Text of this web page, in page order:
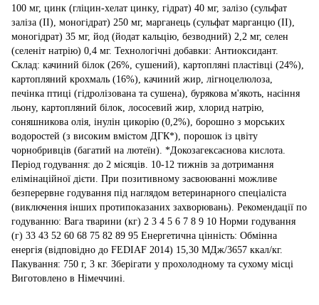
100 мг, цинк (гліцин-хелат цинку, гідрат) 40 мг, залізо (сульфат
заліза (II), моногідрат) 250 мг, марганець (сульфат марганцю (II),
моногідрат) 35 мг, йод (йодат кальцію, безводний) 2,2 мг, селен
(селеніт натрію) 0,4 мг. Технологічні добавки: Антиоксидант.
Склад: качиний білок (26%, сушений), картопляні пластівці (24%),
картопляний крохмаль (16%), качиний жир, лігноцелюлоза,
печінка птиці (гідролізована та сушена), бурякова м'якоть, насіння
льону, картопляний білок, лососевий жир, хлорид натрію,
соняшникова олія, інулін цикорію (0,2%), борошно з морських
водоростей (з високим вмістом ДГК*), порошок із цвіту
чорнобривців (багатий на лютеїн). *Докозагексаєнова кислота.
Період годування: до 2 місяців. 10-12 тижнів за дотримання
елімінаційної дієти. При позитивному засвоюванні можливе
безперервне годування під наглядом ветеринарного спеціаліста
(виключення інших протипоказаних захворювань). Рекомендації по
годуванню: Вага тварини (кг) 2 3 4 5 6 7 8 9 10 Норми годування
(г) 33 43 52 60 68 75 82 89 95 Енергетична цінність: Обмінна
енергія (відповідно до FEDIAF 2014) 15,30 МДж/3657 ккал/кг.
Пакування: 750 г, 3 кг. Зберігати у прохолодному та сухому місці
Виготовлено в Німеччині.